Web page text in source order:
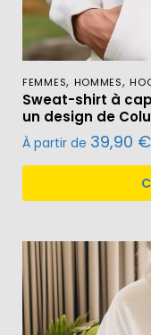
FEMMES, HOMMES,
Sweat-shirt à
un design de
À partir de 39,90 €